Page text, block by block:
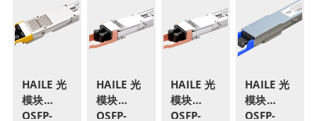
HAILE 光
模块
OSFP-
HAILE 光
模块
OSFP-
HAILE 光
模块
OSFP-
HAILE 光
模块
QSFP-